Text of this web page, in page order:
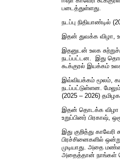
படைத்துள்ளது.
நடப்பு நிதியாண்டில்
இதன் துவக்க விழா,
இதனுடன் உலக
நடப்பட்டன. இது
கூக்குரல் இயக்கம்
இவ்வியக்கம் மூலம்,
நடப்பட்டுள்ளன.
(2025 – 2026)
இதன் தொடக்க விழா
உறுப்பினர் பிரகாஷ்,
இது குறித்து
பிரச்சினைகளில்
முடியாது. அதை
அதைத்தான் நாங்கள்